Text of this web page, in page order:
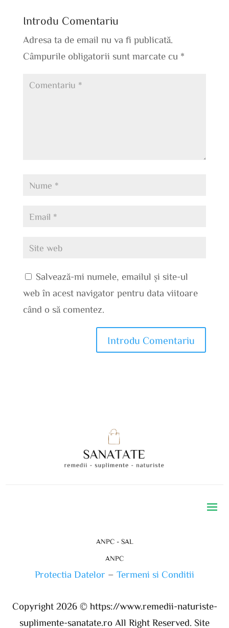
Introdu Comentariu
Adresa ta de email nu va fi publicată.
Câmpurile obligatorii sunt marcate cu *
Salvează-mi numele, emailul și site-ul
web în acest navigator pentru data viitoare
când o să comentez.
ANPC - SAL
ANPC
Protectia Datelor – Termeni si Conditii
Copyright 2026 ©https://www.remedii-naturiste-
suplimente-sanatate.ro All Right Reserved. Site